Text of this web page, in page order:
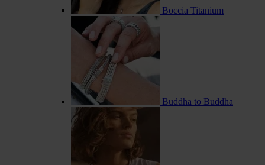
Boccia Titanium
Buddha to Buddha